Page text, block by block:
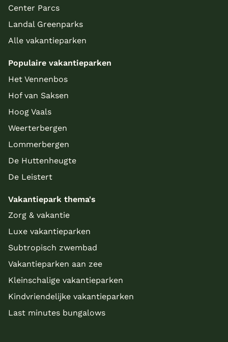
Center Parcs
Landal Greenparks
Alle vakantieparken
Populaire vakantieparken
Het Vennenbos
Hof van Saksen
Hoog Vaals
Weerterbergen
Lommerbergen
De Huttenheugte
De Leistert
Vakantiepark thema's
Zorg & vakantie
Luxe vakantieparken
Subtropisch zwembad
Vakantieparken aan zee
Kleinschalige vakantieparken
Kindvriendelijke vakantieparken
Last minutes bungalows